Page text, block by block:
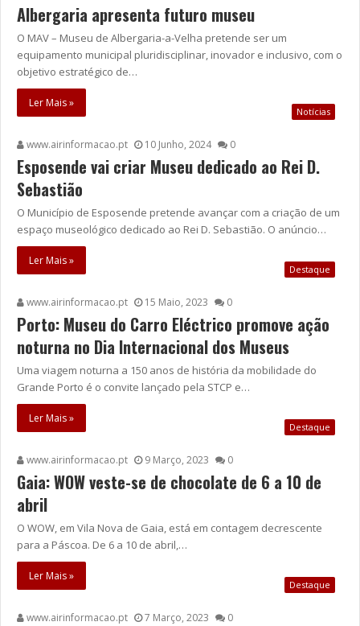
Albergaria apresenta futuro museu
O MAV – Museu de Albergaria-a-Velha pretende ser um
equipamento municipal pluridisciplinar, inovador e inclusivo, com o
objetivo estratégico de…
Ler Mais »
Notícias
www.airinformacao.pt 10 Junho, 2024 0
Esposende vai criar Museu dedicado ao Rei D.
Sebastião
O Município de Esposende pretende avançar com a criação de um
espaço museológico dedicado ao Rei D. Sebastião. O anúncio…
Ler Mais »
Destaque
www.airinformacao.pt 15 Maio, 2023 0
Porto: Museu do Carro Eléctrico promove ação
noturna no Dia Internacional dos Museus
Uma viagem noturna a 150 anos de história da mobilidade do
Grande Porto é o convite lançado pela STCP e…
Ler Mais »
Destaque
www.airinformacao.pt 9 Março, 2023 0
Gaia: WOW veste-se de chocolate de 6 a 10 de
abril
O WOW, em Vila Nova de Gaia, está em contagem decrescente
para a Páscoa. De 6 a 10 de abril,…
Ler Mais »
Destaque
www.airinformacao.pt 7 Março, 2023 0